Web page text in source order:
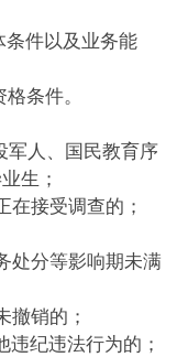
条件以及业务能
条件。
军人、国民教育序
生；
在接受调查的；
处分等影响期未满
撤销的；
纪违法行为的；